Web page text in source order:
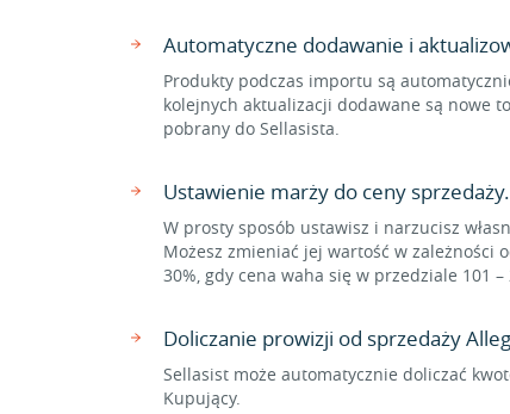
Automatyczne dodawanie i
Produkty podczas importu są
kolejnych aktualizacji dodawane są nowe
pobrany do Sellasista.
Ustawienie marży do ceny sprzedaży.
W prosty sposób ustawisz i narzucisz
Możesz zmieniać jej wartość w zależności
30%, gdy cena waha się w przedziale 101
Doliczanie prowizji od sprzedaży
Sellasist może automatycznie doliczać
Kupujący.